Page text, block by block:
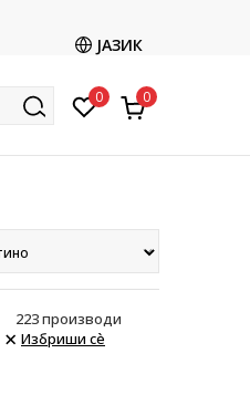
во продавницата
ЈАЗИК
0 0
223производи
Избриши сè